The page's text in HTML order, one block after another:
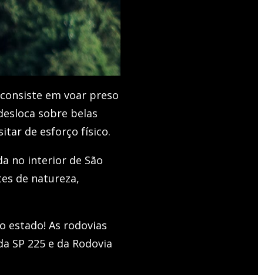
em voar preso
sobre belas
de esforço físico.
no interior de São
de natureza,
estado! As rodovias
SP 225 e da Rodovia